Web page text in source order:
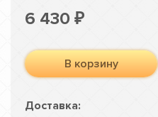
6 430 ₽
В корзину
Доставка: